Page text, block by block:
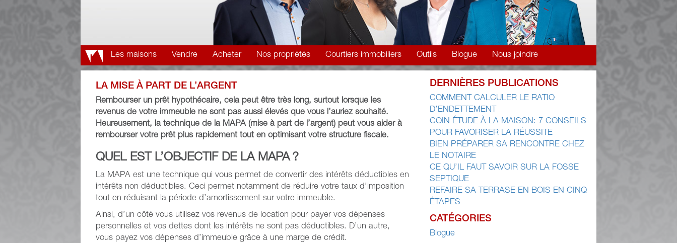
Les maisons Vendre Acheter Nos propriétés Courtiers immobiliers Outils Blogue Nous joindre
LA MISE À PART DE L’ARGENT
Rembourser un prêt hypothécaire, cela peut être très long, surtout lorsque les
revenus de votre immeuble ne sont pas aussi élevés que vous l’auriez souhaité.
Heureusement, la technique de la MAPA (mise à part de l’argent) peut vous aider à
rembourser votre prêt plus rapidement tout en optimisant votre structure fiscale.
QUEL EST L’OBJECTIF DE LA MAPA ?
La MAPA est une technique qui vous permet de convertir des intérêts déductibles en
intérêts non déductibles. Ceci permet notamment de réduire votre taux d’imposition
tout en réduisant la période d’amortissement sur votre immeuble.
Ainsi, d’un côté vous utilisez vos revenus de location pour payer vos dépenses
personnelles et vos dettes dont les intérêts ne sont pas déductibles. D’un autre,
vous payez vos dépenses d’immeuble grâce à une marge de crédit.
DERNIÈRES PUBLICATIONS
COMMENT CALCULER LE RATIO
D’ENDETTEMENT
COIN ÉTUDE À LA MAISON: 7 CONSEILS
POUR FAVORISER LA RÉUSSITE
BIEN PRÉPARER SA RENCONTRE CHEZ
LE NOTAIRE
CE QU’IL FAUT SAVOIR SUR LA FOSSE
SEPTIQUE
REFAIRE SA TERRASE EN BOIS EN CINQ
ÉTAPES
CATÉGORIES
Blogue